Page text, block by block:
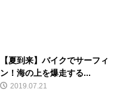
【夏到来】バイクでサーフィ
ン！海の上を爆走する...
2019.07.21